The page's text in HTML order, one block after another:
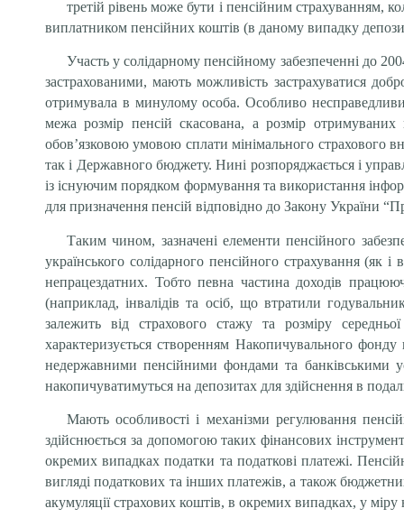
третій рівень може бути і пенсійним страхуванням,
виплатником пенсійних коштів (в даному випадку
Участь у солідарному пенсійному забезпеченні до
застрахованими, мають можливість застрахуватися
отримувала в минулому особа. Особливо
межа розмір пенсій скасована, а розмір отримуваних
обов’язковою умовою сплати мінімального страхового
так і Державного бюджету. Нині розпоряджається і
із існуючим порядком формування та використання
для призначення пенсій відповідно до Закону України
Таким чином, зазначені елементи пенсійного
українського солідарного пенсійного страхування (як
непрацездатних. Тобто певна частина доходів
(наприклад, інвалідів та осіб, що втратили
залежить від страхового стажу та розміру
характеризується створенням Накопичувального
недержавними пенсійними фондами та банківськими
накопичуватимуться на депозитах для здійснення в
Мають особливості і механізми регулювання
здійснюється за допомогою таких фінансових
окремих випадках податки та податкові платежі.
вигляді податкових та інших платежів, а також
акумуляції страхових коштів, в окремих випадках, у